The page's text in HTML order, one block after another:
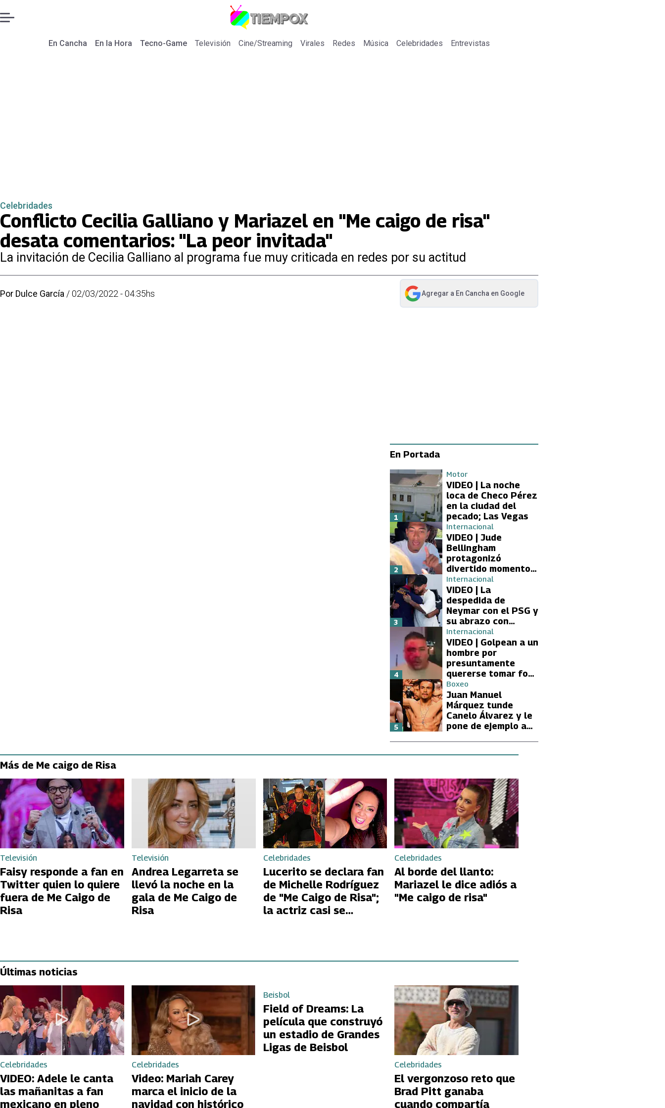
En Cancha En la Hora Tecno-Game Televisión Cine/Streaming Virales Redes Música Celebridades Entrevistas
Celebridades
Conflicto Cecilia Galliano y Mariazel en "Me caigo de risa"
desata comentarios: "La peor invitada"
La invitación de Cecilia Galliano al programa fue muy criticada en redes por su actitud
Por Dulce García /02/03/2022 - 04:35hs Agregar a En Cancha en Google
abre en nueva pestaña
En Portada
Motor
VIDEO | La noche
loca de Checo Pérez
en la ciudad del
pecado; Las Vegas
1
Internacional
VIDEO | Jude
Bellingham
protagonizó
divertido momento
con aficionada del
Real Madrid
2
Internacional
VIDEO | La
despedida de
Neymar con el PSG y
su abrazo con
Kylian Mbappé
3
Internacional
VIDEO | Golpean a un
hombre por
presuntamente
quererse tomar foto
con Lionel Messi
4
Boxeo
Juan Manuel
Márquez tunde
Canelo Álvarez y le
pone de ejemplo a
5
Más de Me caigo de Risa
Televisión
Faisy responde a fan en
Twitter quien lo quiere
fuera de Me Caigo de
Risa
Televisión
Andrea Legarreta se
llevó la noche en la
gala de Me Caigo de
Risa
Celebridades
Lucerito se declara fan
de Michelle Rodríguez
de "Me Caigo de Risa";
la actriz casi se
Celebridades
Al borde del llanto:
Mariazel le dice adiós a
"Me caigo de risa"
Últimas noticias
Celebridades
VIDEO: Adele le canta
las mañanitas a fan
mexicano en pleno
Celebridades
Video: Mariah Carey
marca el inicio de la
navidad con histórico
Beisbol
Field of Dreams: La
película que construyó
un estadio de Grandes
Ligas de Beisbol
Celebridades
El vergonzoso reto que
Brad Pitt ganaba
cuando compartía